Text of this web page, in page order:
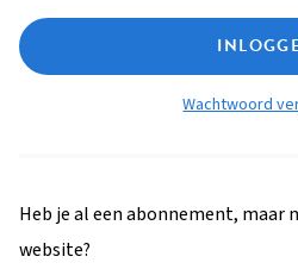
Wachtwoord
Heb je al een abonnement, maar
website?